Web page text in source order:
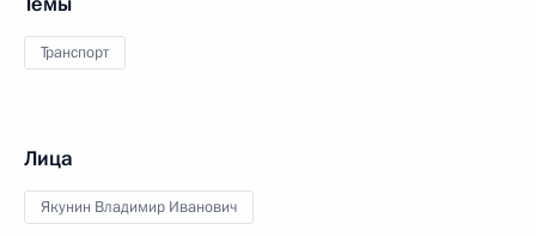
Транспорт
Лица
Якунин Владимир Иванович